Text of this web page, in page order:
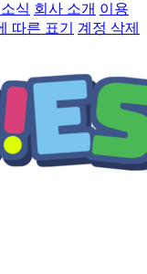
식 회사 소개 이용
따른 표기
계정 삭제